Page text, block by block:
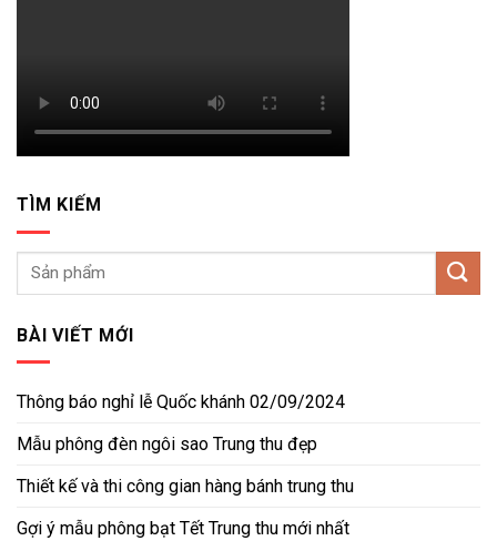
TÌM KIẾM
BÀI VIẾT MỚI
Thông báo nghỉ lễ Quốc khánh 02/09/2024
Mẫu phông đèn ngôi sao Trung thu đẹp
Thiết kế và thi công gian hàng bánh trung thu
Gợi ý mẫu phông bạt Tết Trung thu mới nhất